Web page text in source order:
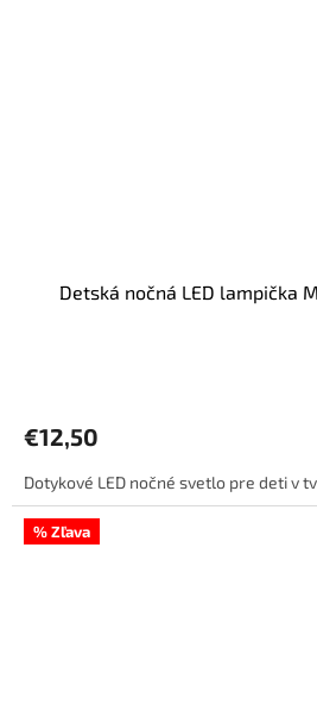
Detská nočná LED lampička
€12,50
Dotykové LED nočné svetlo pre deti v
% Zľava